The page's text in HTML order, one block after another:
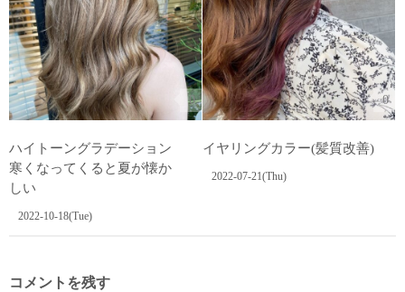
0
ハイトーングラデーション
寒くなってくると夏が懐か
しい
2022-10-18(Tue)
0
イヤリングカラー(髪質改善)
2022-07-21(Thu)
コメントを残す